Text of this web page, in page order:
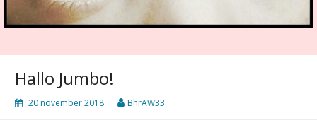
Hallo Jumbo!
20 november 2018 BhrAW33